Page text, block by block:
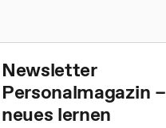
Newsletter
Personalmagazin –
neues lernen